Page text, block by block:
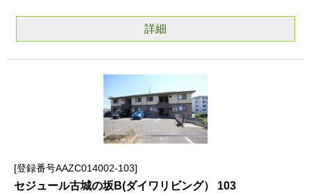
詳細
登録番号AAZC014002-103
セジュール古城の坂B(ダイワリビング） 103